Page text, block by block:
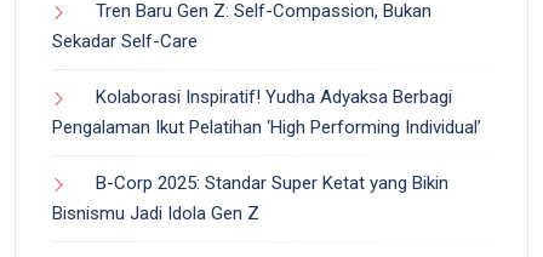
Tren Baru Gen Z: Self-Compassion, Bukan
Sekadar Self-Care
Kolaborasi Inspiratif! Yudha Adyaksa Berbagi
Pengalaman Ikut Pelatihan ‘High Performing Individual’
B-Corp 2025: Standar Super Ketat yang Bikin
Bisnismu Jadi Idola Gen Z